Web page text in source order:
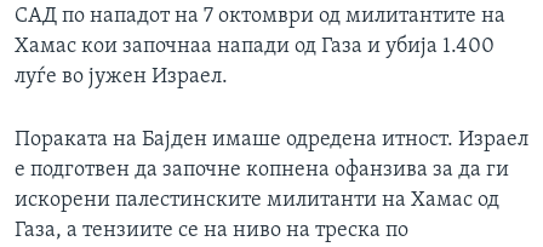
САД по нападот на 7 октомври од милитантите на
Хамас кои започнаа напади од Газа и убија 1.400
луѓе во јужен Израел.
Пораката на Бајден имаше одредена итност. Израел
е подготвен да започне копнена офанзива за да ги
искорени палестинските милитанти на Хамас од
Газа, а тензиите се на ниво на треска по